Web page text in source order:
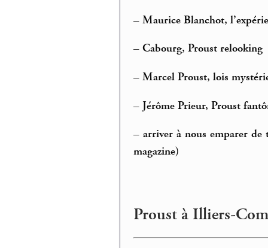
– Maurice Blanchot,
– Cabourg, Proust relooking
– Marcel Proust, lois
– Jérôme Prieur, Proust
– arriver à nous emparer
magazine)
Proust à Illiers-